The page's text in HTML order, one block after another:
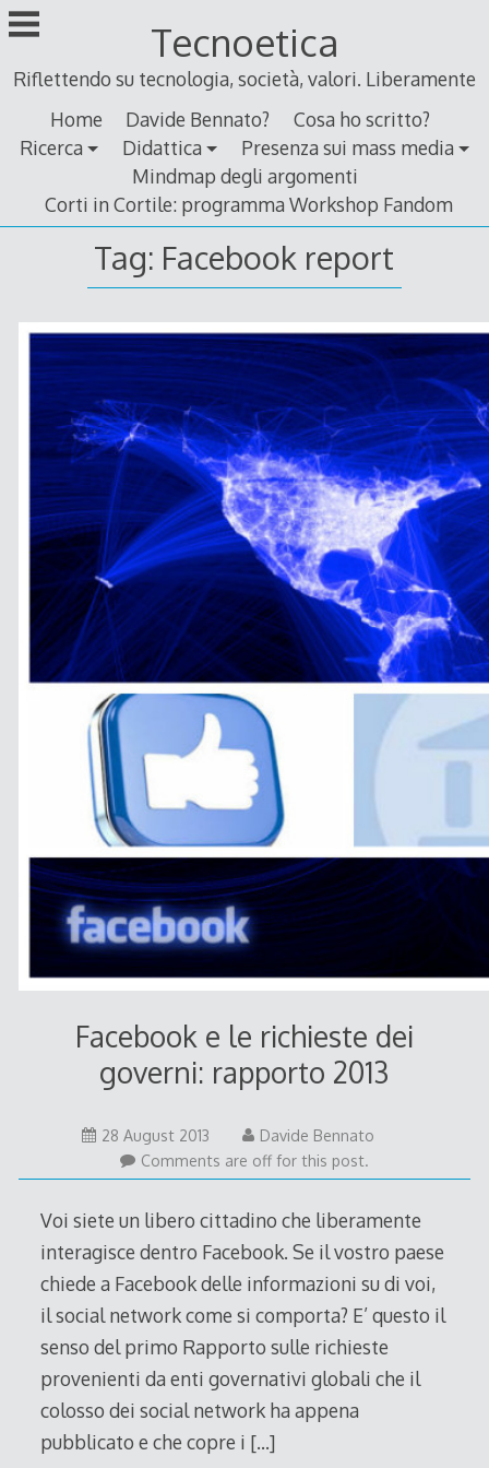
Skip
to
Tecnoetica
Riflettendo su tecnologia, società, valori. Liberamente
Home
Davide Bennato?
Cosa ho scritto?
Ricerca
Didattica
Presenza sui mass media
Mindmap degli argomenti
Corti in Cortile: programma Workshop Fandom
Tag: Facebook report
Facebook e le richieste dei
governi: rapporto 2013
28 August 2013
Davide Bennato
Comments are off for this post.
Voi siete un libero cittadino che liberamente
interagisce dentro Facebook. Se il vostro paese
chiede a Facebook delle informazioni su di voi,
il social network come si comporta? E’ questo il
senso del primo Rapporto sulle richieste
provenienti da enti governativi globali che il
colosso dei social network ha appena
pubblicato e che copre i […]